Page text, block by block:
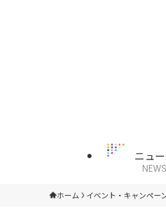
ニュ
NEWS
ホーム イベント・キャンペー